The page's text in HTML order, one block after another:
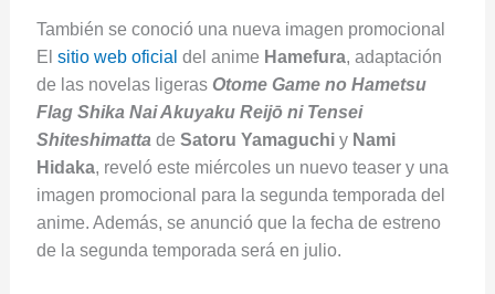
También se conoció una nueva imagen promocional
El sitio web oficial del anime Hamefura, adaptación
de las novelas ligeras Otome Game no Hametsu
Flag Shika Nai Akuyaku Reijō ni Tensei
Shiteshimatta de Satoru Yamaguchiy Nami
Hidaka, reveló este miércoles un nuevo teaser y una
imagen promocional para la segunda temporada del
anime. Además, se anunció que la fecha de estreno
de la segunda temporada será en julio.